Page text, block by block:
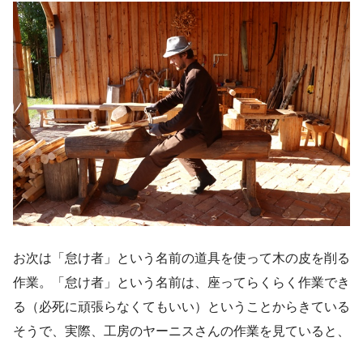
お次は「怠け者」という名前の道具を使って木の皮を削る
作業。「怠け者」という名前は、座ってらくらく作業でき
る（必死に頑張らなくてもいい）ということからきている
そうで、実際、工房のヤーニスさんの作業を見ていると、